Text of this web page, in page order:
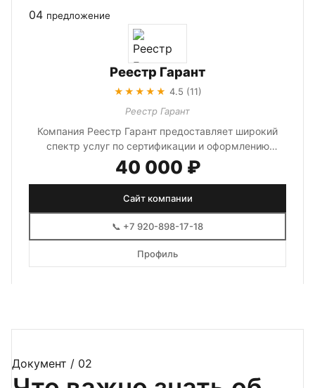
04 предложение
Реестр Гарант
★★★★★ 4.5 (11)
Реестр Гарант
Компания Реестр Гарант предоставляет широкий
спектр услуг по сертификации и оформлению
документов. Специализируется на п...
40 000 ₽
Сайт компании
📞 +7 920-898-17-18
Профиль
Документ / 02